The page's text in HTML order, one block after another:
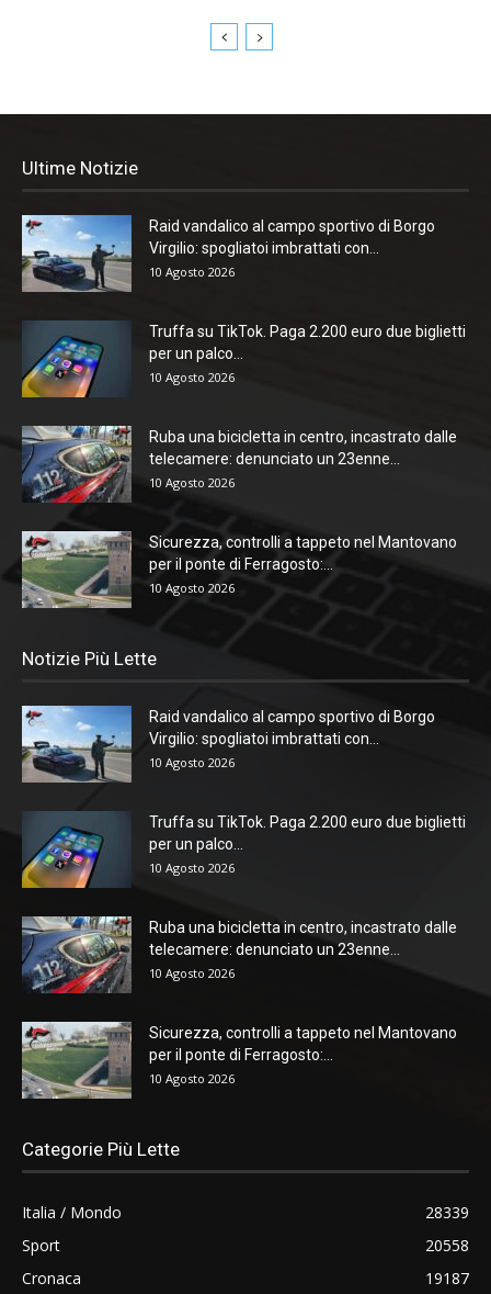
Ultime Notizie
Raid vandalico al campo sportivo di Borgo
Virgilio: spogliatoi imbrattati con...
10 Agosto 2026
Truffa su TikTok. Paga 2.200 euro due biglietti
per un palco...
10 Agosto 2026
Ruba una bicicletta in centro, incastrato dalle
telecamere: denunciato un 23enne...
10 Agosto 2026
Sicurezza, controlli a tappeto nel Mantovano
per il ponte di Ferragosto:...
10 Agosto 2026
Notizie Più Lette
Raid vandalico al campo sportivo di Borgo
Virgilio: spogliatoi imbrattati con...
10 Agosto 2026
Truffa su TikTok. Paga 2.200 euro due biglietti
per un palco...
10 Agosto 2026
Ruba una bicicletta in centro, incastrato dalle
telecamere: denunciato un 23enne...
10 Agosto 2026
Sicurezza, controlli a tappeto nel Mantovano
per il ponte di Ferragosto:...
10 Agosto 2026
Categorie Più Lette
Italia / Mondo
28339
Sport
20558
Cronaca
19187